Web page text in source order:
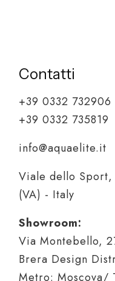
Contatti
+39 0332 732906
+39 0332 735819
info@aquaelite.it
Viale dello
(VA) - Italy
Showroom:
Via Montebello,
Brera Design
Metro: Moscova/